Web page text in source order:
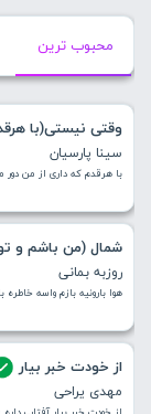
محبوب ترین
وقتی نیستی(با
سینا پارسیان
با هرقدم که داری از من
شمال (من باشم و
روزبه بمانی
هوا بارونیه بازم واسه خاطره
از خودت خبر بیار
مهدی یراحی